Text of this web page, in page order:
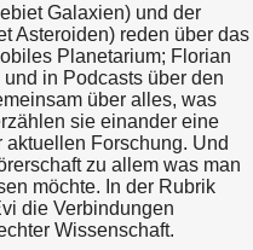
Galaxien) und der
Asteroiden) reden über das
Planetarium; Florian
in Podcasts über den
über alles, was
sie einander eine
Forschung. Und
zu allem was man
möchte. In der Rubrik
die Verbindungen
Wissenschaft.